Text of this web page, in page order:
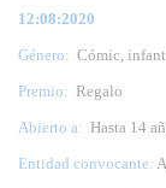
12:08:2020
Género: Cómic,
Premio: Regalo
Abierto a: Hasta 14
Entidad convocante: